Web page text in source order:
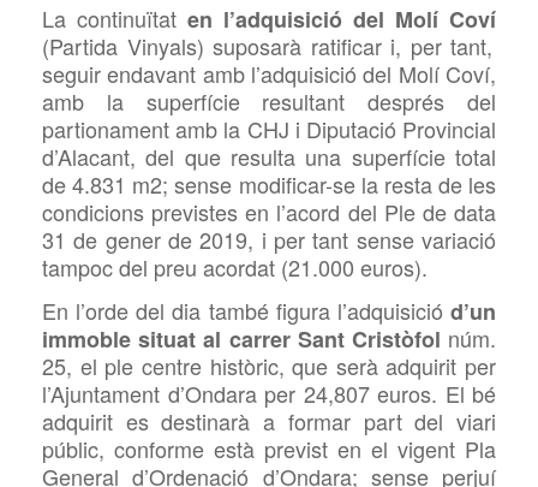
La continuïtat en l’adquisició del Molí Coví
(Partida Vinyals) suposarà ratificar i, per tant,
seguir endavant amb l’adquisició del Molí Coví,
amb la superfície resultant després del
partionament amb la CHJ i Diputació Provincial
d’Alacant, del que resulta una superfície total
de 4.831 m2; sense modificar-se la resta de les
condicions previstes en l’acord del Ple de data
31 de gener de 2019, i per tant sense variació
tampoc del preu acordat (21.000 euros).
En l’orde del dia també figura l’adquisició d’un
immoble situat al carrer Sant Cristòfol núm.
25, el ple centre històric, que serà adquirit per
l’Ajuntament d’Ondara per 24,807 euros. El bé
adquirit es destinarà a formar part del viari
públic, conforme està previst en el vigent Pla
General d’Ordenació d’Ondara; sense perjuí